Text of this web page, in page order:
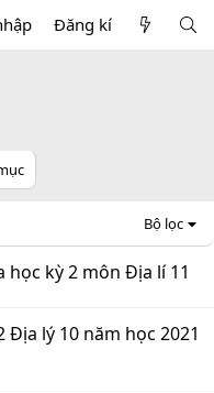
Đăng kí
Bộ lọc
kỳ 2 môn Địa lí 11
lý 10 năm học 2021